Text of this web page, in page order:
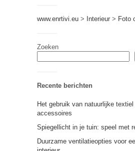
www.enrtivi.eu > Interieur > Foto
Zoeken
Recente berichten
Het gebruik van natuurlijke
accessoires
Spiegellicht in je tuin: speel met
Duurzame ventilatieopties voor